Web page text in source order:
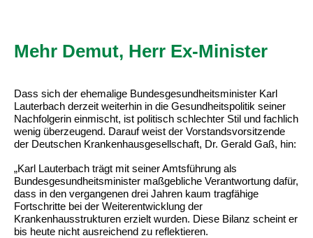
Mehr Demut, Herr Ex-Minister
Dass sich der ehemalige Bundesgesundheitsminister Karl
Lauterbach derzeit weiterhin in die Gesundheitspolitik seiner
Nachfolgerin einmischt, ist politisch schlechter Stil und fachlich
wenig überzeugend. Darauf weist der Vorstandsvorsitzende
der Deutschen Krankenhausgesellschaft, Dr. Gerald Gaß, hin:
„Karl Lauterbach trägt mit seiner Amtsführung als
Bundesgesundheitsminister maßgebliche Verantwortung dafür,
dass in den vergangenen drei Jahren kaum tragfähige
Fortschritte bei der Weiterentwicklung der
Krankenhausstrukturen erzielt wurden. Diese Bilanz scheint er
bis heute nicht ausreichend zu reflektieren.